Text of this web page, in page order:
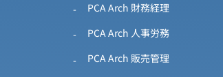
PCA Arch 財務経理
PCA Arch 人事労務
PCA Arch 販売管理